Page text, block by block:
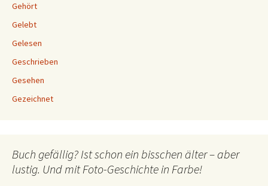
Gehört
Gelebt
Gelesen
Geschrieben
Gesehen
Gezeichnet
Buch gefällig? Ist schon ein bisschen älter – aber
lustig. Und mit Foto-Geschichte in Farbe!